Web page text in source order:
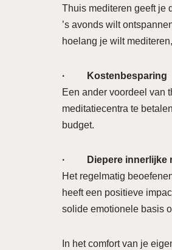
Thuis mediteren geeft je
’s avonds wilt
hoelang je wilt
· Kostenbesparing
Een ander voordeel van
meditatiecentra te
budget.
· Diepere innerlijke
Het regelmatig
heeft een positieve
solide emotionele basis
In het comfort van je